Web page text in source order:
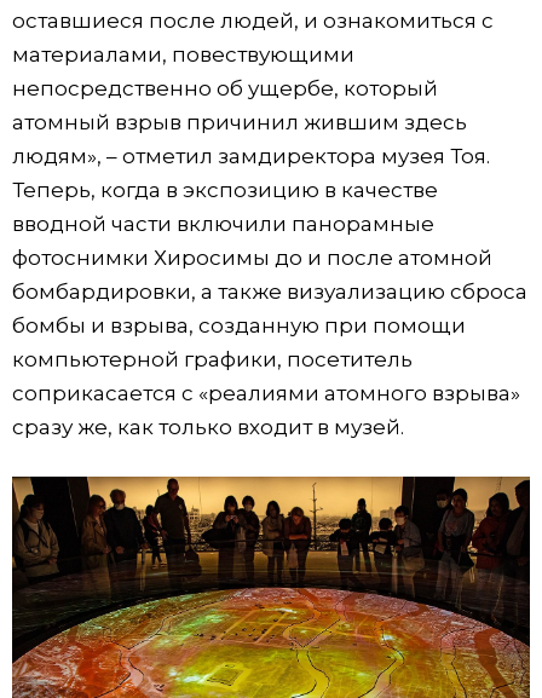
оставшиеся после людей, и ознакомиться с
материалами, повествующими
непосредственно об ущербе, который
атомный взрыв причинил жившим здесь
людям», – отметил замдиректора музея Тоя.
Теперь, когда в экспозицию в качестве
вводной части включили панорамные
фотоснимки Хиросимы до и после атомной
бомбардировки, а также визуализацию сброса
бомбы и взрыва, созданную при помощи
компьютерной графики, посетитель
соприкасается с «реалиями атомного взрыва»
сразу же, как только входит в музей.